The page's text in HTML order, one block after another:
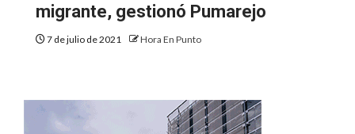
migrante, gestionó Pumarejo
7 de julio de 2021 Hora En Punto